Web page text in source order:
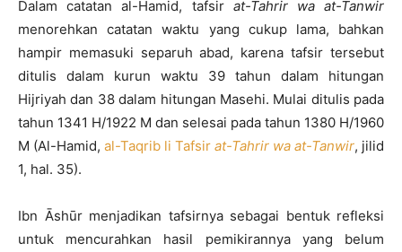
Dalam catatan al-Hamid, tafsir at-Tahrir wa at-Tanwir
menorehkan catatan waktu yang cukup lama, bahkan
hampir memasuki separuh abad, karena tafsir tersebut
ditulis dalam kurun waktu 39 tahun dalam hitungan
Hijriyah dan 38 dalam hitungan Masehi. Mulai ditulis pada
tahun 1341 H/1922 M dan selesai pada tahun 1380 H/1960
M (Al-Hamid, al-Taqrib li Tafsir at-Tahrir wa at-Tanwir, jilid
1, hal. 35).
Ibn Āshūr menjadikan tafsirnya sebagai bentuk refleksi
untuk mencurahkan hasil pemikirannya yang belum